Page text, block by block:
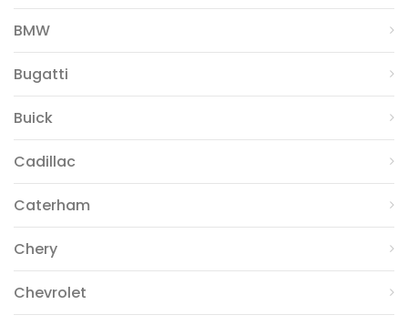
BMW
Bugatti
Buick
Cadillac
Caterham
Chery
Chevrolet